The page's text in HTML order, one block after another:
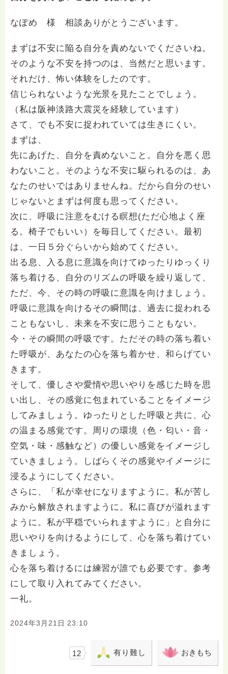
なぽめ 様 相談ありがとうございます。
まずは不安に陥る自分を責めないでくださいね。
そのような不安を持つのは、当然だと思います。
それだけ、怖い体験をしたのです。
信じられないような光景を見たことでしょう。
（私は阪神淡路大震災を経験しています）
さて、でも不安に捉われていては生きにくい。
まずは、
先にあげた、自分を責めないこと。自分を悪く思
わないこと。そのような不安に駆られるのは、あ
なたのせいではありませんね。だから自分のせい
じゃないとまずは何度も思ってください。
次に、呼吸に注意をむける瞑想(ただ心地よく座
る。椅子でもいい）を毎日してください。最初
は、一日５分ぐらいから始めてください。
出る息、入る息に意識を向けてゆったりゆっくり
落ち着ける、自分のリズムの呼吸を繰り返して、
ただ、今、その時の呼吸に意識を向けましょう。
呼吸に意識を向けるその瞬間は、過去に捉われる
こともないし、未来を不安に思うこともない。
今・その瞬間の呼吸です。ただその時の落ち着い
た呼吸が、あなたの心を落ち着かせ、和らげてい
きます。
そして、優しさや愛情や思いやりを感じた時を思
い出し、その感覚に包まれていることをイメージ
してみましょう。ゆったりとした呼吸と共に、心
の温まる感覚です。周りの環境（色・匂い・音・
空気・味・感触など）の優しい感覚をイメージし
ていきましょう。しばらくその感覚やイメージに
浸るようにしてください。
さらに、「私が幸せになりますように。私が苦し
みから解放されますように。私に喜びが溢れます
ように。私が平穏でいられますように」と自分に
思いやりを向けるようにして、心を落ち着けてい
きましょう。
心を落ち着けるには練習が誰でも必要です。参考
にして取り入れてみてください。
一礼。
2024年3月21日 23:10
12 有り難し おきもち